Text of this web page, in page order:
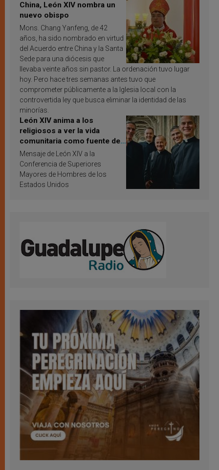
China, León XIV nombra un
nuevo obispo
Mons. Chang Yanfeng, de 42
años, ha sido nombrado en virtud
del Acuerdo entre China y la Santa
Sede para una diócesis que
llevaba veinte años sin pastor. La ordenación tuvo lugar
hoy. Pero hace tres semanas antes tuvo que
comprometer públicamente a la Iglesia local con la
controvertida ley que busca eliminar la identidad de las
minorías.
León XIV anima a los
religiosos a ver la vida
comunitaria como fuente de
inspiración y santificación
Mensaje de León XIV a la
Conferencia de Superiores
Mayores de Hombres de los
Estados Unidos